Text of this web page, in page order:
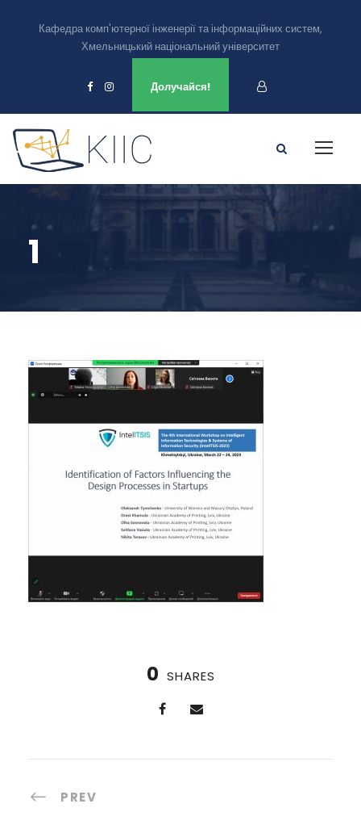
Кафедра комп'ютерної інженерії та інформаційних систем,
Хмельницький національний університет
Долучайся!
1
0 SHARES
PREV